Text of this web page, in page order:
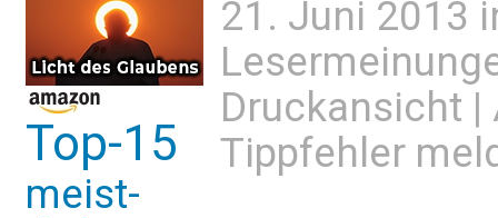
Top-15
meist-
21. Juni 2013
Druckansicht |
Tippfehler